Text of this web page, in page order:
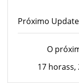
Próximo Update
O
17 horass,